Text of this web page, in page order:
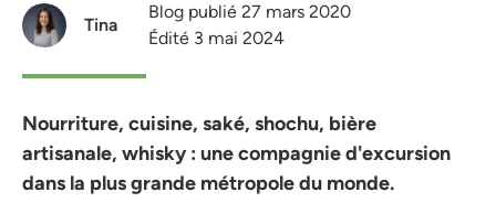
Tina
Blog publié 27 mars 2020
Édité 3 mai 2024
Nourriture, cuisine, saké, shochu, bière
artisanale, whisky : une compagnie d'excursion
dans la plus grande métropole du monde.